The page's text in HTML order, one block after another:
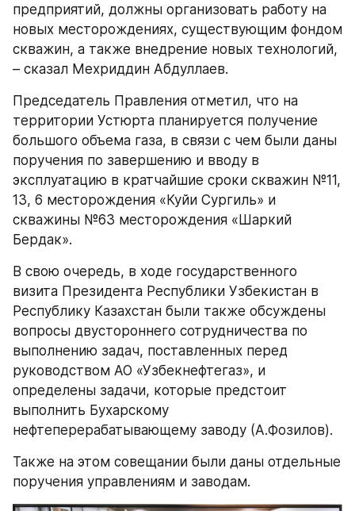
предприятий, должны организовать работу на
новых месторождениях, существующим фондом
скважин, а также внедрение новых технологий,
– сказал Мехриддин Абдуллаев.
Председатель Правления отметил, что на
территории Устюрта планируется получение
большого объема газа, в связи с чем были даны
поручения по завершению и вводу в
эксплуатацию в кратчайшие сроки скважин №11,
13, 6 месторождения «Куйи Сургиль» и
скважины №63 месторождения «Шаркий
Бердак».
В свою очередь, в ходе государственного
визита Президента Республики Узбекистан в
Республику Казахстан были также обсуждены
вопросы двустороннего сотрудничества по
выполнению задач, поставленных перед
руководством АО «Узбекнефтегаз», и
определены задачи, которые предстоит
выполнить Бухарскому
нефтеперерабатывающему заводу (А.Фозилов).
Также на этом совещании были даны отдельные
поручения управлениям и заводам.